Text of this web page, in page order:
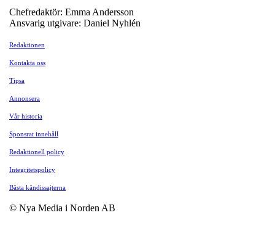
Chefredaktör: Emma Andersson
Ansvarig utgivare: Daniel Nyhlén
Redaktionen
Kontakta oss
Tipsa
Annonsera
Vår historia
Sponsrat innehåll
Redaktionell policy
Integritetspolicy
Bästa kändissajterna
© Nya Media i Norden AB